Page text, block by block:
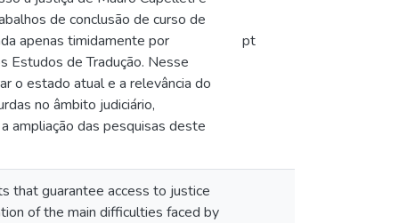
de conclusão de curso de
apenas timidamente por
Estudos de Tradução. Nesse
o estado atual e a relevância do
no âmbito judiciário,
ampliação das pesquisas deste
pt
that guarantee access to justice
of the main difficulties faced by